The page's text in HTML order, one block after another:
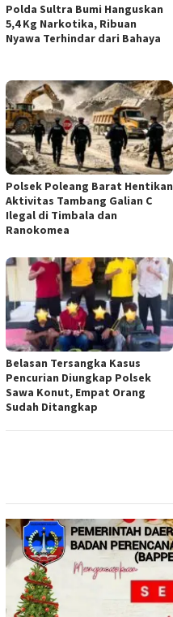
Polda Sultra Bumi Hanguskan
5,4 Kg Narkotika, Ribuan
Nyawa Terhindar dari Bahaya
Polsek Poleang Barat Hentikan
Aktivitas Tambang Galian C
Ilegal di Timbala dan
Ranokomea
Belasan Tersangka Kasus
Pencurian Diungkap Polsek
Sawa Konut, Empat Orang
Sudah Ditangkap